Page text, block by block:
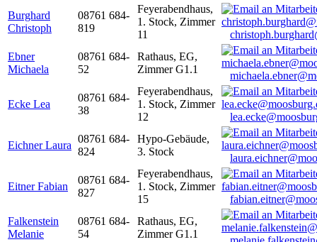
Burghard
Christoph
08761 684-
819
Feyerabendhaus,
1. Stock, Zimmer
11
Ebner
Michaela
08761 684-
52
Rathaus, EG,
Zimmer G1.1
Ecke Lea
08761 684-
38
Feyerabendhaus,
1. Stock, Zimmer
12
Eichner Laura
08761 684-
824
Hypo-Gebäude,
3. Stock
Eitner Fabian
08761 684-
827
Feyerabendhaus,
1. Stock, Zimmer
15
Falkenstein
Melanie
08761 684-
54
Rathaus, EG,
Zimmer G1.1